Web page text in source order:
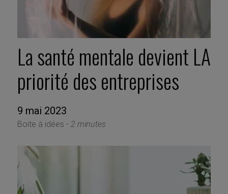
La santé mentale devient LA
priorité des entreprises
9 mai 2023
Boite à idées - 2 minutes